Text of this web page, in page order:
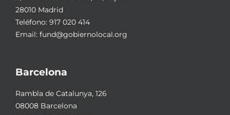
28010 Madrid
Teléfono: 917 020 414
Email: fund@gobiernolocal.org
Barcelona
Rambla de Catalunya, 126
08008 Barcelona